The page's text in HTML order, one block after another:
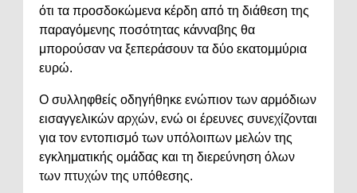
ότι τα προσδοκώμενα κέρδη από τη διάθεση της
παραγόμενης ποσότητας κάνναβης θα
μπορούσαν να ξεπεράσουν τα δύο εκατομμύρια
ευρώ.
Ο συλληφθείς οδηγήθηκε ενώπιον των αρμόδιων
εισαγγελικών αρχών, ενώ οι έρευνες συνεχίζονται
για τον εντοπισμό των υπόλοιπων μελών της
εγκληματικής ομάδας και τη διερεύνηση όλων
των πτυχών της υπόθεσης.